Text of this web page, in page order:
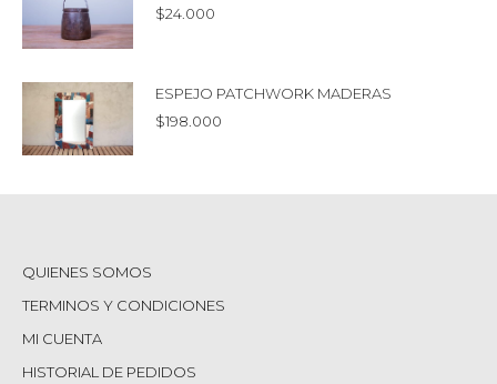
$24.000
ESPEJO PATCHWORK MADERAS
$198.000
QUIENES SOMOS
TERMINOS Y CONDICIONES
MI CUENTA
HISTORIAL DE PEDIDOS